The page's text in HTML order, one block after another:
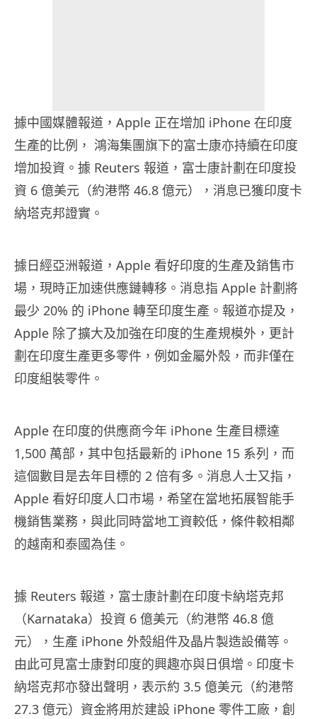
據中國媒體報道，Apple 正在增加 iPhone 在印度
生產的比例， 鴻海集團旗下的富士康亦持續在印度
增加投資。據 Reuters 報道，富士康計劃在印度投
資 6 億美元（約港幣 46.8 億元），消息已獲印度卡
納塔克邦證實。
據日經亞洲報道，Apple 看好印度的生產及銷售市
場，現時正加速供應鏈轉移。消息指 Apple 計劃將
最少 20% 的 iPhone 轉至印度生產。報道亦提及，
Apple 除了擴大及加強在印度的生產規模外，更計
劃在印度生產更多零件，例如金屬外殼，而非僅在
印度組裝零件。
Apple 在印度的供應商今年 iPhone 生產目標達
1,500 萬部，其中包括最新的 iPhone 15 系列，而
這個數目是去年目標的 2 倍有多。消息人士又指，
Apple 看好印度人口市場，希望在當地拓展智能手
機銷售業務，與此同時當地工資較低，條件較相鄰
的越南和泰國為佳。
據 Reuters 報道，富士康計劃在印度卡納塔克邦
（Karnataka）投資 6 億美元（約港幣 46.8 億
元），生產 iPhone 外殼組件及晶片製造設備等。
由此可見富士康對印度的興趣亦與日俱增。印度卡
納塔克邦亦發出聲明，表示約 3.5 億美元（約港幣
27.3 億元）資金將用於建設 iPhone 零件工廠，創